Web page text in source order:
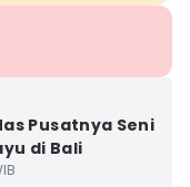
Pusatnya Seni
di Bali